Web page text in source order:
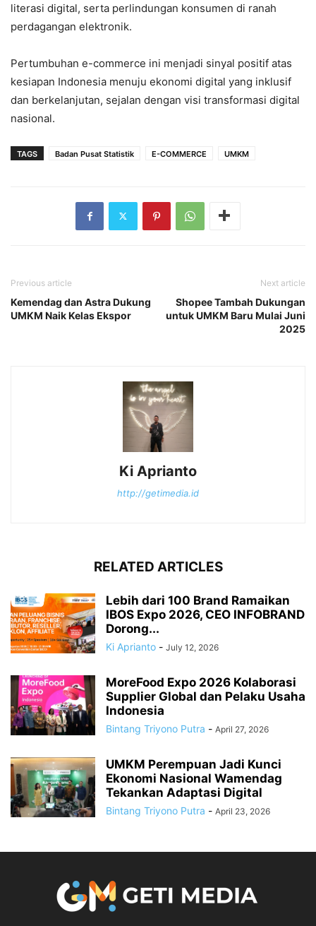
literasi digital, serta perlindungan konsumen di ranah
perdagangan elektronik.
Pertumbuhan e-commerce ini menjadi sinyal positif atas
kesiapan Indonesia menuju ekonomi digital yang inklusif
dan berkelanjutan, sejalan dengan visi transformasi digital
nasional.
TAGS Badan Pusat Statistik E-COMMERCE UMKM
Previous article
Kemendag dan Astra Dukung
UMKM Naik Kelas Ekspor
Next article
Shopee Tambah Dukungan
untuk UMKM Baru Mulai Juni
2025
Ki Aprianto
http://getimedia.id
RELATED ARTICLES
Lebih dari 100 Brand Ramaikan
IBOS Expo 2026, CEO INFOBRAND
Dorong...
Ki Aprianto - July 12, 2026
MoreFood Expo 2026 Kolaborasi
Supplier Global dan Pelaku Usaha
Indonesia
Bintang Triyono Putra - April 27, 2026
UMKM Perempuan Jadi Kunci
Ekonomi Nasional Wamendag
Tekankan Adaptasi Digital
Bintang Triyono Putra - April 23, 2026